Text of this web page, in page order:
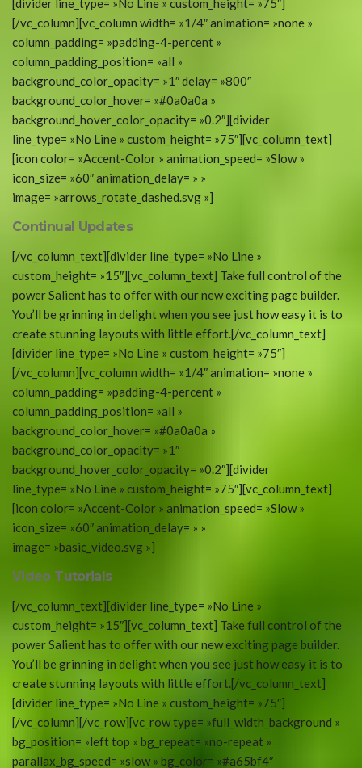
[divider line_type= »No Line » custom_height= »75″]
[/vc_column][vc_column width= »1/4″ animation= »none »
column_padding= »padding-4-percent »
column_padding_position= »all »
background_color_opacity= »1″ delay= »800″
background_color_hover= »#0a0a0a »
background_hover_color_opacity= »0.2″][divider
line_type= »No Line » custom_height= »75″][vc_column_text]
[icon color= »Accent-Color » animation_speed= »Slow »
icon_size= »60″ animation_delay= » »
image= »arrows_rotate_dashed.svg »]
Continual Updates
[/vc_column_text][divider line_type= »No Line »
custom_height= »15″][vc_column_text] Take full control of the
power Salient has to offer with our new exciting page builder.
You’ll be grinning in delight when you see just how easy it is to
create stunning layouts with little effort.[/vc_column_text]
[divider line_type= »No Line » custom_height= »75″]
[/vc_column][vc_column width= »1/4″ animation= »none »
column_padding= »padding-4-percent »
column_padding_position= »all »
background_color_hover= »#0a0a0a »
background_color_opacity= »1″
background_hover_color_opacity= »0.2″][divider
line_type= »No Line » custom_height= »75″][vc_column_text]
[icon color= »Accent-Color » animation_speed= »Slow »
icon_size= »60″ animation_delay= » »
image= »basic_video.svg »]
Video Tutorials
[/vc_column_text][divider line_type= »No Line »
custom_height= »15″][vc_column_text] Take full control of the
power Salient has to offer with our new exciting page builder.
You’ll be grinning in delight when you see just how easy it is to
create stunning layouts with little effort.[/vc_column_text]
[divider line_type= »No Line » custom_height= »75″]
[/vc_column][/vc_row][vc_row type= »full_width_background »
bg_position= »left top » bg_repeat= »no-repeat »
parallax_bg_speed= »slow » bg_color= »#a65bf4″